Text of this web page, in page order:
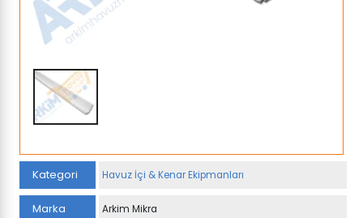
Kategori Havuz İçi & Kenar Ekipmanları
Marka Arkim Mikra